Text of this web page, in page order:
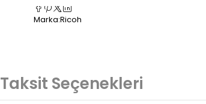
Marka:Ricoh
Taksit Seçenekleri